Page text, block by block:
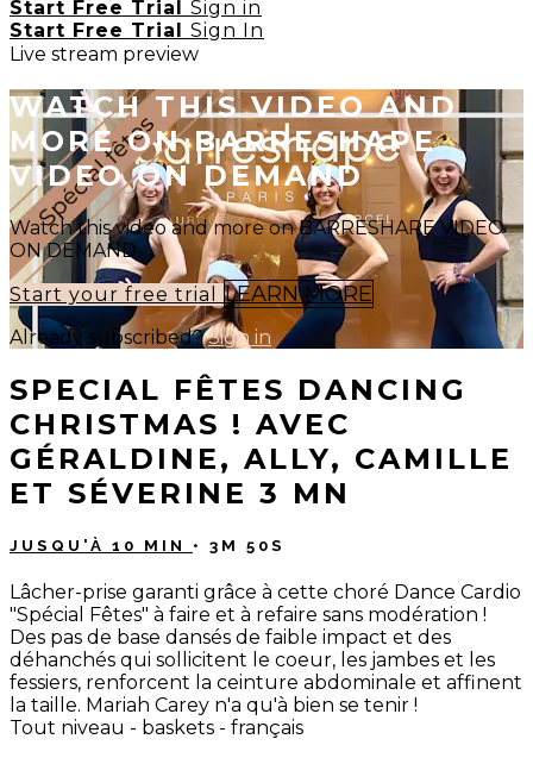
Start Free Trial Sign in
Start Free Trial Sign In
Live stream preview
WATCH THIS VIDEO AND
MORE ON BARRESHAPE
VIDEO ON DEMAND
Watch this video and more on BARRESHAPE VIDEO
ON DEMAND
Start your free trial LEARN MORE
Already subscribed?Sign in
SPECIAL FÊTES DANCING
CHRISTMAS ! AVEC
GÉRALDINE, ALLY, CAMILLE
ET SÉVERINE 3 MN
JUSQU'À 10 MIN • 3M 50S
Lâcher-prise garanti grâce à cette choré Dance Cardio
"Spécial Fêtes" à faire et à refaire sans modération !
Des pas de base dansés de faible impact et des
déhanchés qui sollicitent le coeur, les jambes et les
fessiers, renforcent la ceinture abdominale et affinent
la taille. Mariah Carey n'a qu'à bien se tenir !
Tout niveau - baskets - français